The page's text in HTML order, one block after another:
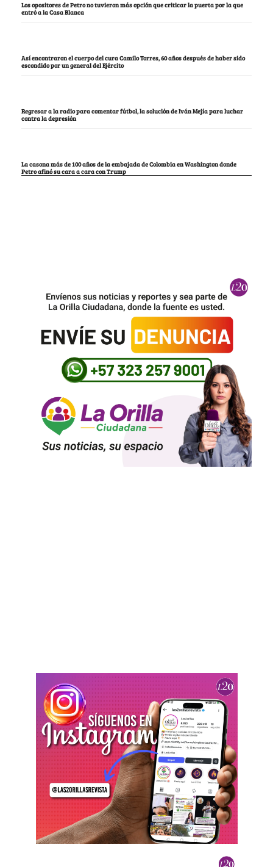
Los opositores de Petro no tuvieron más opción que criticar la puerta por la que
entró a la Casa Blanca
Así encontraron el cuerpo del cura Camilo Torres, 60 años después de haber sido
escondido por un general del Ejército
Regresar a la radio para comentar fútbol, la solución de Iván Mejía para luchar
contra la depresión
La casona más de 100 años de la embajada de Colombia en Washington donde
Petro afinó su cara a cara con Trump